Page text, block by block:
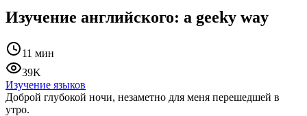
Изучение английского: a geeky way
11 мин
39K
Изучение языков
Доброй глубокой ночи, незаметно для меня перешедшей в
утро.